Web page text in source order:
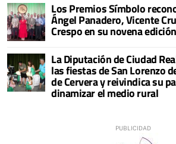
Los Premios Símbolo
Ángel Panadero, Vicente
Crespo en su novena edición
La Diputación de Ciudad
las fiestas de San Lorenzo
de Cervera y reivindica su
dinamizar el medio rural